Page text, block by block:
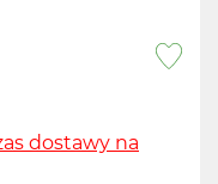
dostawy na